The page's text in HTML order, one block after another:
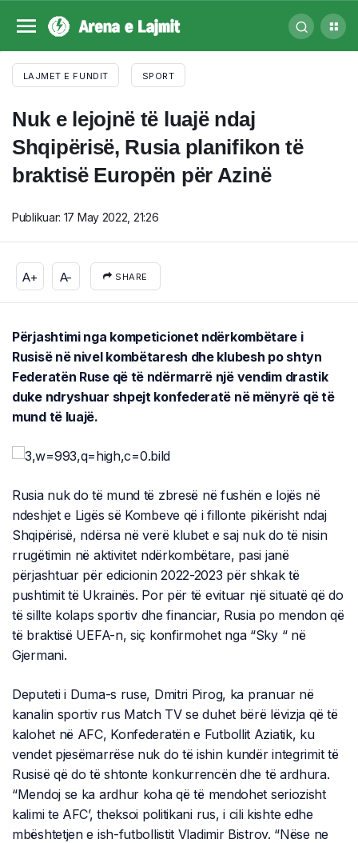
LAJMET E FUNDIT SPORT
Nuk e lejojnë të luajë ndaj
Shqipërisë, Rusia planifikon të
braktisë Europën për Azinë
Publikuar: 17 May 2022, 21:26
A+ A- SHARE
Përjashtimi nga kompeticionet ndërkombëtare i
Rusisë në nivel kombëtaresh dhe klubesh po shtyn
Federatën Ruse që të ndërmarrë një vendim drastik
duke ndryshuar shpejt konfederatë në mënyrë që të
mund të luajë.
Rusia nuk do të mund të zbresë në fushën e lojës në
ndeshjet e Ligës së Kombeve që i fillonte pikërisht ndaj
Shqipërisë, ndërsa në verë klubet e saj nuk do të nisin
rrugëtimin në aktivitet ndërkombëtare, pasi janë
përjashtuar për edicionin 2022-2023 për shkak të
pushtimit të Ukrainës. Por për të evituar një situatë që do
të sillte kolaps sportiv dhe financiar, Rusia po mendon që
të braktisë UEFA-n, siç konfirmohet nga “Sky “ në
Gjermani.
Deputeti i Duma-s ruse, Dmitri Pirog, ka pranuar në
kanalin sportiv rus Match TV se duhet bërë lëvizja që të
kalohet në AFC, Konfederatën e Futbollit Aziatik, ku
vendet pjesëmarrëse nuk do të ishin kundër integrimit të
Rusisë që do të shtonte konkurrencën dhe të ardhura.
“Mendoj se ka ardhur koha që të mendohet seriozisht
kalimi te AFC’, theksoi politikani rus, i cili kishte edhe
mbështetjen e ish-futbollistit Vladimir Bistrov. “Nëse ne